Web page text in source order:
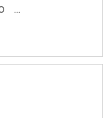
e